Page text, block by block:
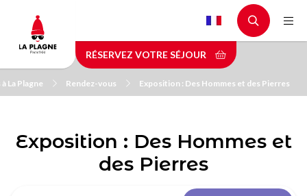
contenu
principal
RÉSERVEZ VOTRE SÉJOUR
La Plagne Rendez-vous Exposition : Des Hommes et des Pierres
Exposition : Des Hommes et
des Pierres